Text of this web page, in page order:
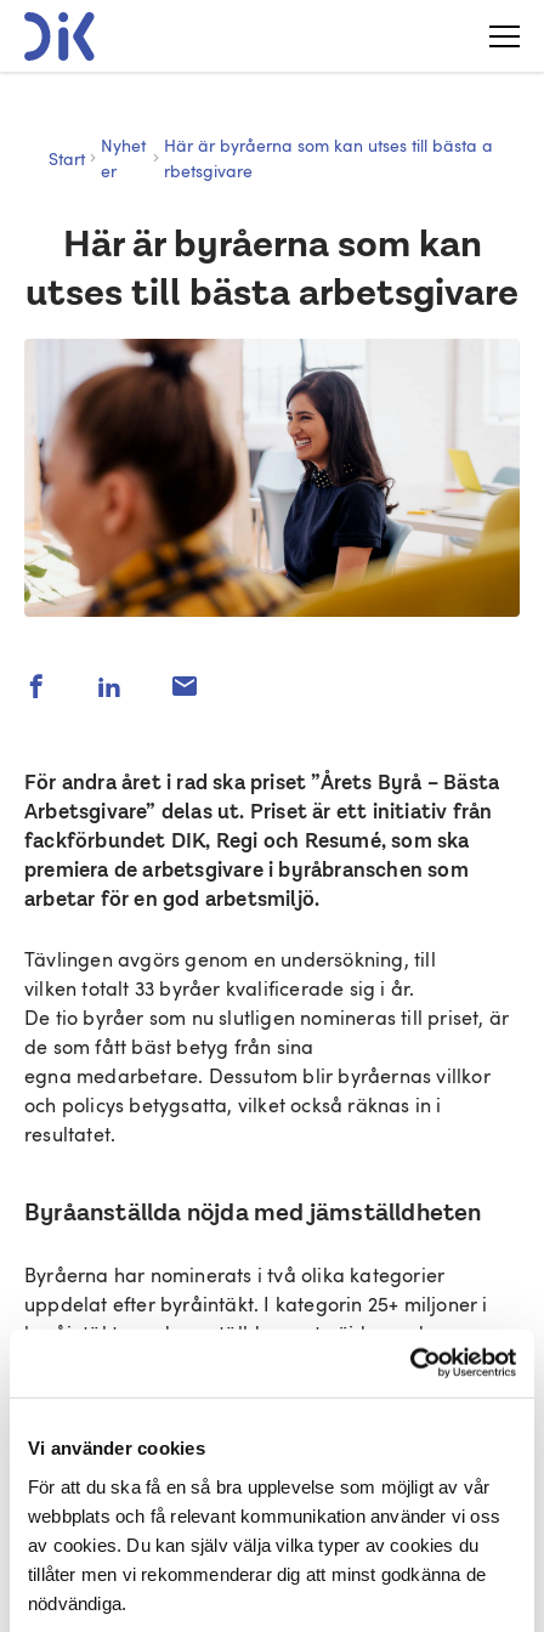
Vi använder cookies
För att du ska få en så bra upplevelse som möjligt av vår
webbplats och få relevant kommunikation använder vi oss
av cookies. Du kan själv välja vilka typer av cookies du
tillåter men vi rekommenderar dig att minst godkänna de
nödvändiga.
Start
Nyhet
er
Här är byråerna som kan utses till bästa a
rbetsgivare
Här är byråerna som kan
utses till bästa arbetsgivare
För andra året i rad ska priset ”Årets Byrå – Bästa
Arbetsgivare” delas ut. Priset är ett initiativ från
fackförbundet DIK, Regi och Resumé, som ska
premiera de arbetsgivare i byråbranschen som
arbetar för en god arbetsmiljö.
Tävlingen avgörs genom en undersökning, till
vilken totalt 33 byråer kvalificerade sig i år.
De tio byråer som nu slutligen nomineras till priset, är
de som fått bäst betyg från sina
egna medarbetare. Dessutom blir byråernas villkor
och policys betygsatta, vilket också räknas in i
resultatet.
Byråanställda nöjda med jämställdheten
Byråerna har nominerats i två olika kategorier
uppdelat efter byråintäkt. I kategorin 25+ miljoner i
byråintäkt var de anställda mest nöjda med
samarbetsklimatet, arbetsmiljön och jämställdheten
på arbetsplatsen. I kategorin 6–25 miljoner i
engagemanget och jämställdheten i topp.
Viktigt med goda exempel
Det finns flera utmärkelser som
premierar själva arbetet inom byråbranschen.